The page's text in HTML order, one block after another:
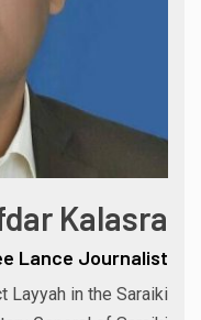
Kalasra
Lance Journalist
Layyah in the Saraiki